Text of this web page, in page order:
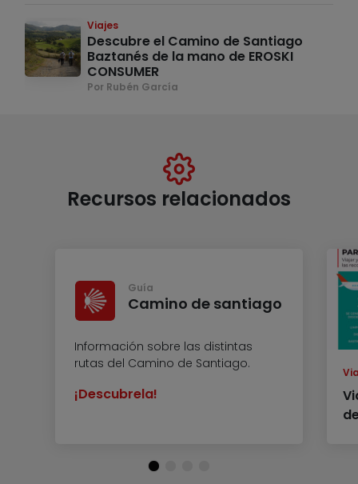
Viajes
Descubre el Camino de Santiago
Baztanés de la mano de EROSKI
CONSUMER
Por Rubén García
Recursos relacionados
Guía
Camino de santiago
Información sobre las distintas
rutas del Camino de Santiago.
¡Descubrela!